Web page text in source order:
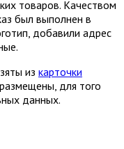
товаров. Качеством
был выполнен в
добавили адрес
из карточки
для того
данных.